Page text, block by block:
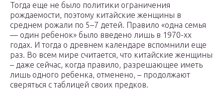
Тогда еще не было политики ограничения
рождаемости, поэтому китайские женщины в
среднем рожали по 5–7 детей. Правило «одна семья
— один ребенок» было введено лишь в 1970-хх
годах. И тогда о древнем календаре вспомнили еще
раз. Во всем мире считается, что китайские женщины
– даже сейчас, когда правило, разрешающее иметь
лишь одного ребенка, отменено, – продолжают
сверяться с таблицей своих предков.